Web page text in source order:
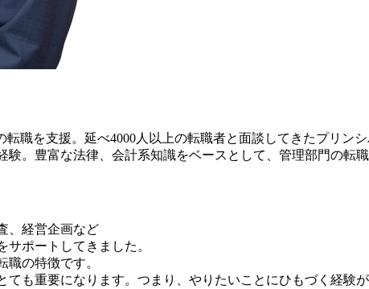
転職を支援。延べ4000人以上の転職者と面談してきたプリ
。豊富な法律、会計系知識をベースとして、管理部門の転
、経営企画など
ポートしてきました。
の特徴です。
も重要になります。つまり、やりたいことにひもづく経験